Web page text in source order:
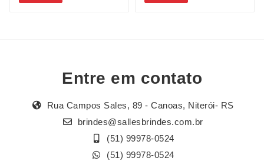
Entre em contato
Rua Campos Sales, 89 - Canoas, Niterói- RS
brindes@sallesbrindes.com.br
(51) 99978-0524
(51) 99978-0524